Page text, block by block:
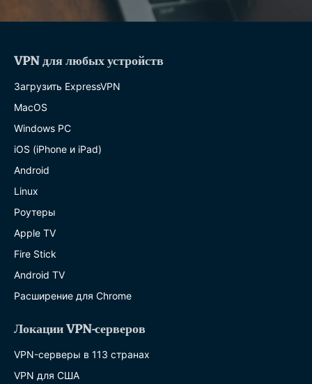
VPN для любых устройств
Загрузить ExpressVPN
MacOS
Windows PC
iOS (iPhone и iPad)
Android
Linux
Роутеры
Apple TV
Fire Stick
Android TV
Расширение для Chrome
Локации VPN-серверов
VPN-серверы в 113 странах
VPN для США